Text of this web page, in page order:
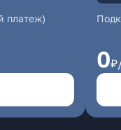
платеж)
0